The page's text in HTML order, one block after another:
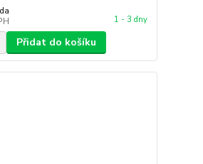
1 - 3 dny
Přidat do košíku